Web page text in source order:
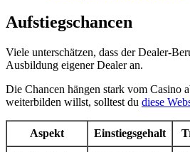
Aufstiegschancen
Viele unterschätzen, dass der Dealer-
Ausbildung eigener Dealer an.
Die Chancen hängen stark vom Casino
weiterbilden willst, solltest du diese
Aspekt Einstiegsgehalt